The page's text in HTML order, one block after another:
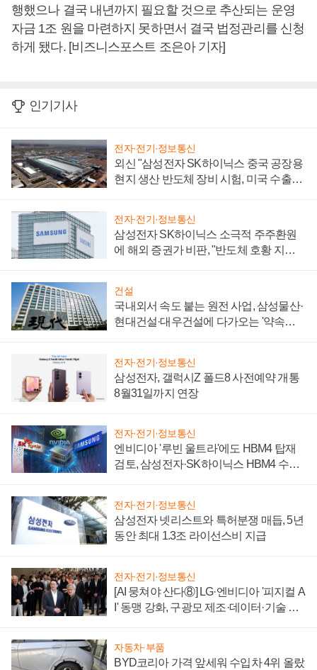
행했으나 결국 내년까지 필요할 것으로 추산되는 운영
자금 1조 원을 마련하지 못하면서 결국 법정관리를 신청
하게 됐다. [비즈니스포스트 조은아 기자]
인기기사
전자·전기·정보통신
외신 "삼성전자 SK하이닉스 중국 공장용
현지 생산 반도체 장비 시험, 미국 수출통
전자·전기·정보통신
삼성전자 SK하이닉스 소극적 주주환원
에 해외 증권가 비판, "반도체 호황 지속
건설
국내외서 속도 붙는 원전 사업, 삼성물산·
현대건설·대우건설에 다가오는 '약속의
전자·전기·정보통신
삼성전자, 갤럭시Z 폴드8 사전예약 개통
8월31일까지 연장
전자·전기·정보통신
엔비디아 '루빈 울트라'에도 HBM4 탑재
검토, 삼성전자·SK하이닉스 HBM4 수율
전자·전기·정보통신
삼성전자 넷리스트와 특허분쟁 매듭, 5년
동안 최대 1.3조 라이선스비 지급
전자·전기·정보통신
[AI 뭉쳐야 산다⑧] LG·엔비디아 '피지컬 A
I' 동맹 강화, 구광모 제조·데이터·기술 결
자동차·부품
BYD코리아 가격 앞세워 수입차 4위 올랐